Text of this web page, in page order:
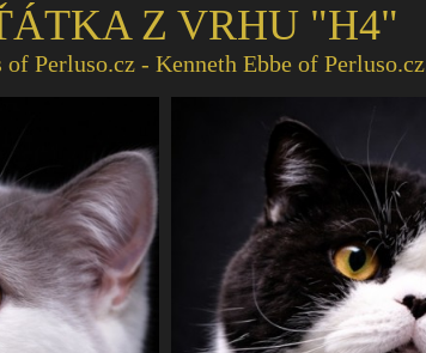
Z VRHU "H4"
of Perluso.cz - Kenneth Ebbe of Perluso.cz